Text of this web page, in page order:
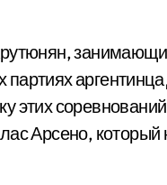
партиях
Арсено, который